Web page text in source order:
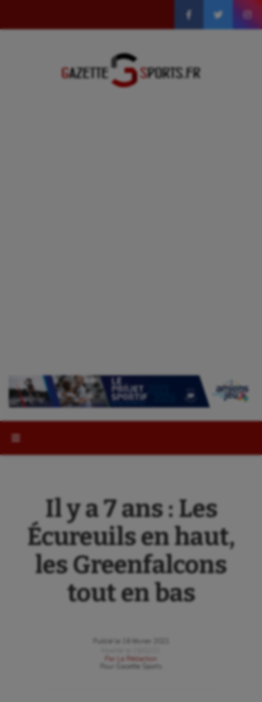
Il y a 7 ans : Les
Écureuils en haut,
les Greenfalcons
tout en bas
Publié le
16 février 2021
Par
La Rédaction
Gazette Sports